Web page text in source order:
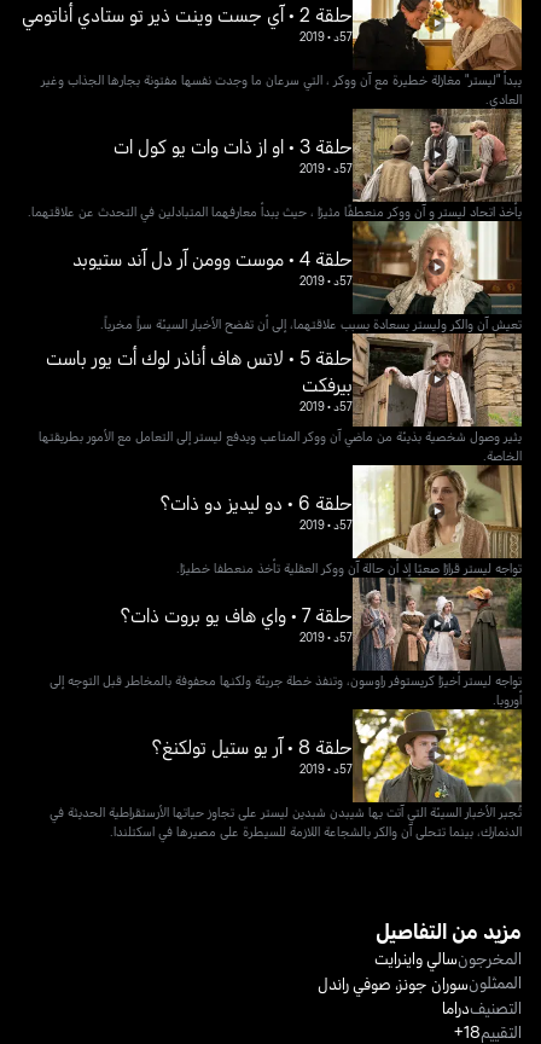
حلقة 2 • آي جست وينت ذير تو ستادي أناتومي
57د •
2019
يبدأ "ليستر" مغازلة خطيرة مع آن ووكر ، التي سرعان ما وجدت نفسها مفتونة بجارها الجذاب وغير
العادي.
حلقة 3 • او از ذات وات يو كول ات
57د •
2019
يأخذ اتحاد ليستر و آن ووكر منعطفًا مثيرًا ، حيث يبدأ معارفهما المتبادلين في التحدث عن علاقتهما.
حلقة 4 • موست وومن آر دل آند ستيوبد
57د •
2019
تعيش آن والكر وليستر بسعادة بسبب علاقتهما، إلى أن تفضح الأخبار السيئة سراً مخرباً.
حلقة 5 • لاتس هاف أناذر لوك أت يور باست
بيرفكت
57د •
2019
يثير وصول شخصية بذيئة من ماضي آن ووكر المتاعب ويدفع ليستر إلى التعامل مع الأمور بطريقتها
الخاصة.
حلقة 6 • دو ليديز دو ذات؟
57د •
2019
تواجه ليستر قرارًا صعبًا إذ أن حالة آن ووكر العقلية تأخذ منعطفا خطيرًا.
حلقة 7 • واي هاف يو بروت ذات؟
57د •
2019
تواجه ليستر أخيرًا كريستوفر راوسون، وتنفذ خطة جريئة ولكنها محفوفة بالمخاطر قبل التوجه إلى
أوروبا.
حلقة 8 • آر يو ستيل تولكنغ؟
57د •
2019
تُجبر الأخبار السيئة التي آتت بها شيبدن شبدين ليستر على تجاوز حياتها الأرستقراطية الحديثة في
الدنمارك، بينما تتحلى آن والكر بالشجاعة اللازمة للسيطرة على مصيرها في اسكتلندا.
مزيد من التفاصيل
المخرجونسالي واينرايت
الممثلونسوران جونز، صوفي راندل
التصنيفدراما
التقييم18+